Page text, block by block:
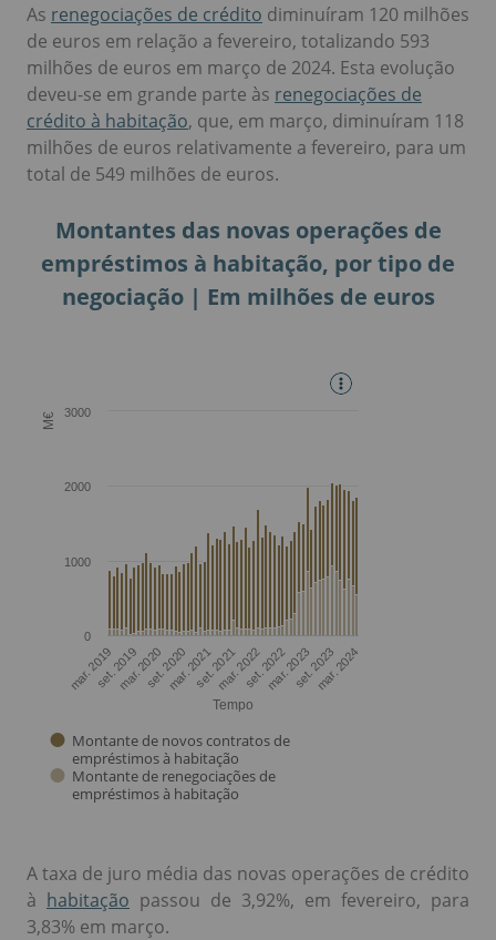
As renegociações de crédito diminuíram 120 milhões
de euros em relação a fevereiro, totalizando 593
milhões de euros em março de 2024. Esta evolução
deveu-se em grande parte às renegociações de
crédito à habitação, que, em março, diminuíram 118
milhões de euros relativamente a fevereiro, para um
total de 549 milhões de euros.
Montantes das novas operações de
empréstimos à habitação, por tipo de
negociação | Em milhões de euros
A taxa de juro média das novas operações de crédito
à habitação passou de 3,92%, em fevereiro, para
3,83% em março.